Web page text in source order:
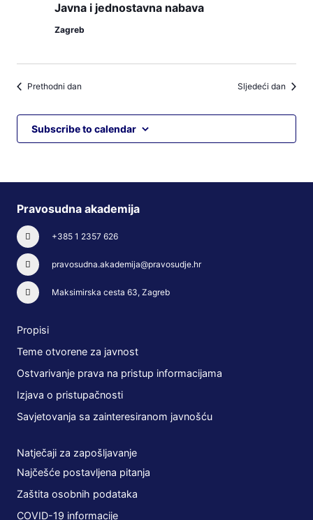
Javna i jednostavna nabava
Zagreb
Prethodni dan Sljedeći dan
Subscribe to calendar
Pravosudna akademija
+385 1 2357 626
pravosudna.akademija@pravosudje.hr
Maksimirska cesta 63, Zagreb
Propisi
Teme otvorene za javnost
Ostvarivanje prava na pristup informacijama
Izjava o pristupačnosti
Savjetovanja sa zainteresiranom javnošću
Natječaji za zapošljavanje
Najčešće postavljena pitanja
Zaštita osobnih podataka
COVID-19 informacije